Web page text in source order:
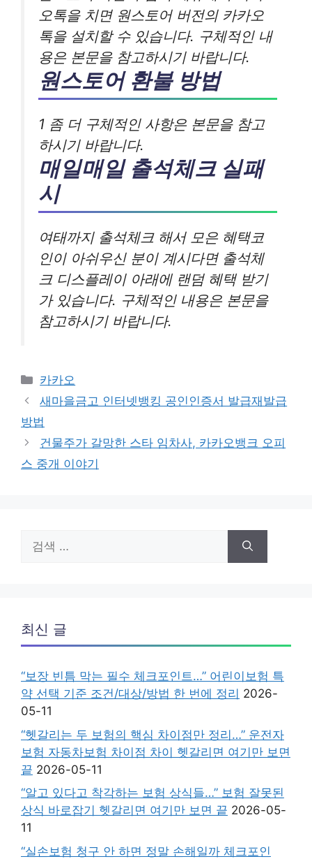
오톡을 치면 원스토어 버전의 카카오
톡을 설치할 수 있습니다. 구체적인 내
용은 본문을 참고하시기 바랍니다.
원스토어 환불 방법
1 좀 더 구체적인 사항은 본문을 참고
하시기 바랍니다.
매일매일 출석체크 실패
시
여태까지 출석체크 해서 모은 혜택코
인이 아쉬우신 분이 계시다면 출석체
크 디스플레이 아래에 랜덤 혜택 받기
가 있습니다. 구체적인 내용은 본문을
참고하시기 바랍니다.
카
테
리
카카오
새마을금고 인터넷뱅킹 공인인증서 발급재발급
방법
건물주가 갈망한 스타 임차사, 카카오뱅크 오피
스 중개 이야기
색:
최신 글
“보장 빈틈 막는 필수 체크포인트…” 어린이보험 특
약 선택 기준 조건/대상/방법 한 번에 정리 2026-
05-11
“헷갈리는 두 보험의 핵심 차이점만 정리…” 운전자
보험 자동차보험 차이점 차이 헷갈리면 여기만 보면
끝 2026-05-11
“알고 있다고 착각하는 보험 상식들…” 보험 잘못된
상식 바로잡기 헷갈리면 여기만 보면 끝 2026-05-
11
“실손보험 청구 안 하면 정말 손해일까 체크포인